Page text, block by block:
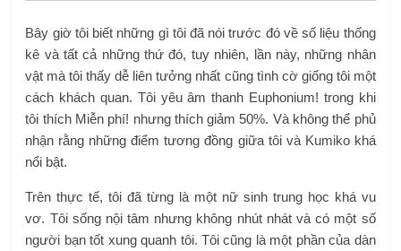
Bây giờ tôi biết những gì tôi đã nói trước đó về số liệu thống
kê và tất cả những thứ đó, tuy nhiên, lần này, những nhân
vật mà tôi thấy dễ liên tưởng nhất cũng tình cờ giống tôi một
cách khách quan. Tôi yêu âm thanh Euphonium! trong khi
tôi thích Miễn phí! nhưng thích giảm 50%. Và không thể phủ
nhận rằng những điểm tương đồng giữa tôi và Kumiko khá
nổi bật.
Trên thực tế, tôi đã từng là một nữ sinh trung học khá vu
vơ. Tôi sống nội tâm nhưng không nhút nhát và có một số
người bạn tốt xung quanh tôi. Tôi cũng là một phần của dàn